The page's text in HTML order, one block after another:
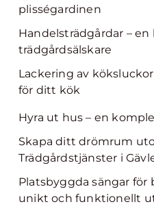
plisségardinen
Handelsträdgårdar –
trädgårdsälskare
Lackering av
för ditt kök
Hyra ut hus – en
Skapa ditt drömrum
Trädgårdstjänster i
Platsbyggda sängar för
unikt och funktionellt